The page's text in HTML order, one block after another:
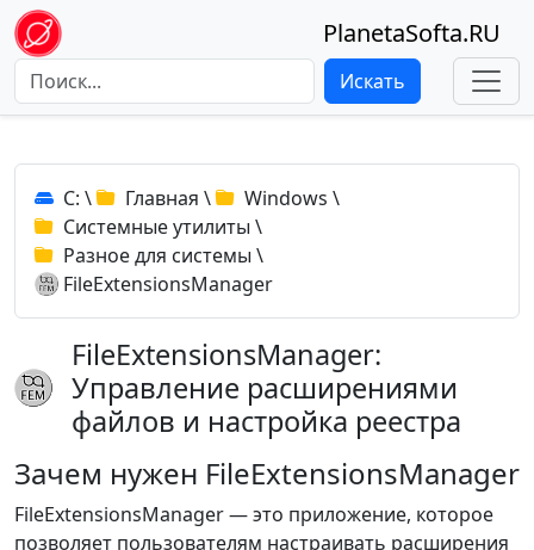
PlanetaSofta.RU
Искать
C: \ Главная \ Windows \
Системные утилиты \
Разное для системы \
FileExtensionsManager
FileExtensionsManager:
Управление расширениями
файлов и настройка реестра
Зачем нужен FileExtensionsManager
FileExtensionsManager — это приложение, которое
позволяет пользователям настраивать расширения